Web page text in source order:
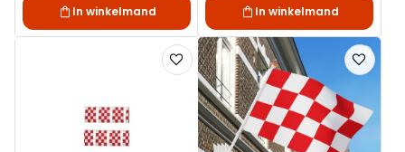
In winkelmand In winkelmand
Voeg
toe
verlanglijst
Voeg
toe